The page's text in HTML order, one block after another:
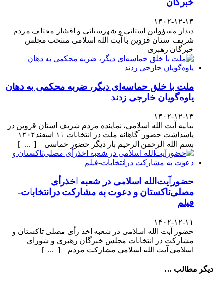
خبرگان
۱۴۰۲-۱۲-۱۴
دیدار مسؤولین استانی و شهرستانی و اقشار مختلف مردم
شریف استان قزوین با آیت الله اسلامی منتخب مجلس
خبرگان رهبری
ملت با خلق حماسه‌ای دیگر، ضربه محکمی به دهان
یاوه‌گویان خارجی زدند
۱۴۰۲-۱۲-۱۳
بیانیه آیت الله اسلامی، نماینده مردم شریف استان قزوین در
پاسداشت حضور آگاهانه ملت در انتخابات ۱۱ اسفند۱۴۰۲
بسم الله الرحمن الرحیم بار دیگر حضور حماسی [ ... ]
حضورآیت‌الله اسلامی در شعبه اخذرأی
مصلی‌تاکستان و دعوت به مشارکت درانتخابات-
فیلم
۱۴۰۲-۱۲-۱۱
حضور آیت الله اسلامی در شعبه اخذ رأی مصلی تاکستان و
مشارکت در انتخابات مجلس خبرگان رهبری و شورای
اسلامی آیت الله اسلامی مشارکت مردم [ ... ]
دیگر مطالب …